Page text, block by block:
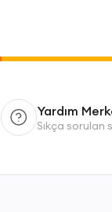
Yardım
Sıkça sorulan